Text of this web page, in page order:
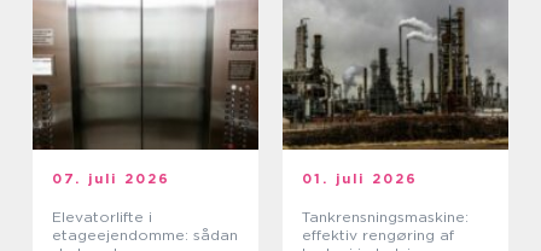
07. juli 2026
Elevatorlifte i
etageejendomme: sådan
01. juli 2026
Tankrensningsmaskine:
effektiv rengøring af